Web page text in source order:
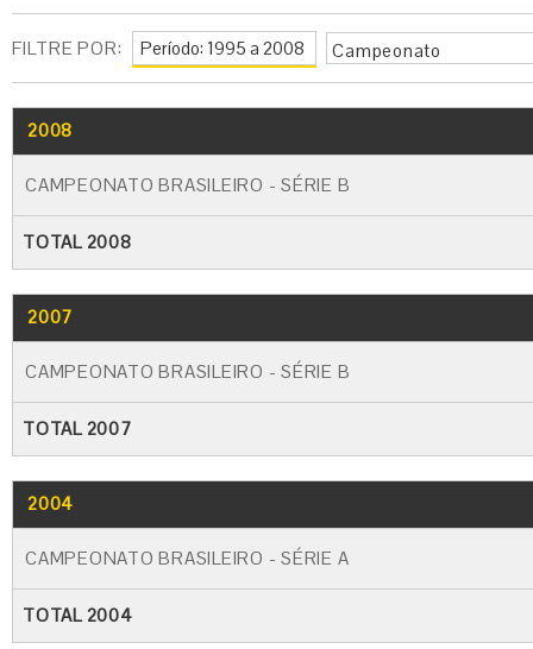
FILTRE POR: Campeonato
2008
CAMPEONATO BRASILEIRO - SÉRIE B
TOTAL 2008
2007
CAMPEONATO BRASILEIRO - SÉRIE B
TOTAL 2007
2004
CAMPEONATO BRASILEIRO - SÉRIE A
TOTAL 2004